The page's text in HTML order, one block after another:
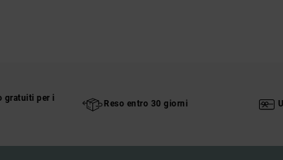
gratuiti per i
Reso entro 30 giorni